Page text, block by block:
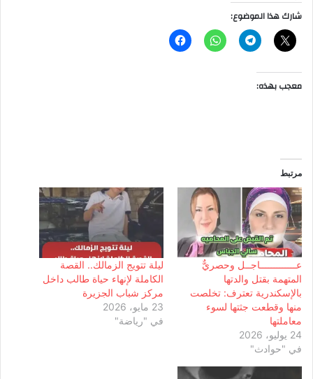
شارك هذا الموضوع:
معجب بهذه:
مرتبط
عـــــــــــــاجــل وحصريٌّ
المتهمة بقتل والدتها
بالإسكندرية تعترف: تخلصت
منها وقطعت جثتها لسوء
معاملتها
24 يوليو، 2026
في "حوادث"
ليلة تتويج الزمالك.. القصة
الكاملة لإنهاء حياة طالب داخل
مركز شباب الجزيرة
23 مايو، 2026
في "رياضة"